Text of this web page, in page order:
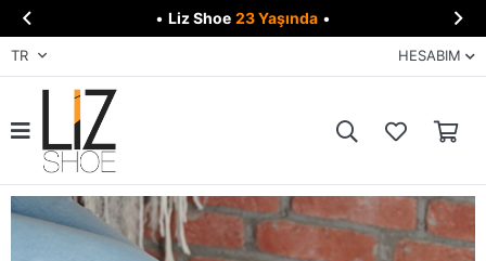
 • Liz Shoe 23 Yaşında • 
TR HESABIM